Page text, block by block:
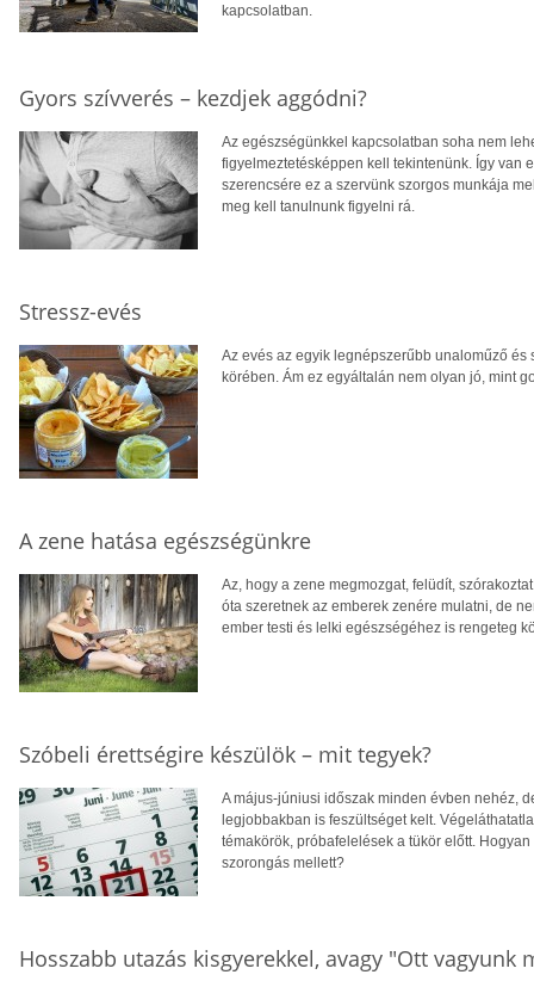
kapcsolatban.
Gyors szívverés – kezdjek aggódni?
Az egészségünkkel kapcsolatban soha nem
figyelmeztetésképpen kell tekintenünk. Így van
szerencsére ez a szervünk szorgos munkája
meg kell tanulnunk figyelni rá.
Stressz-evés
Az evés az egyik legnépszerűbb unaloműző
körében. Ám ez egyáltalán nem olyan jó, mint
A zene hatása egészségünkre
Az, hogy a zene megmozgat, felüdít,
óta szeretnek az emberek zenére mulatni, de
ember testi és lelki egészségéhez is rengeteg
Szóbeli érettségire készülök – mit tegyek?
A május-júniusi időszak minden évben nehéz,
legjobbakban is feszültséget kelt.
témakörök, próbafelelések a tükör előtt.
szorongás mellett?
Hosszabb utazás kisgyerekkel, avagy "Ott vagyunk